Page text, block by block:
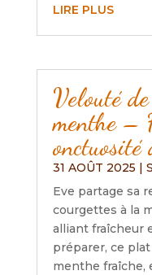
LIRE PLUS
Velouté
menthe –
onctuosité
31 AOÛT 2025 |
Eve partage sa
courgettes à la
alliant fraîcheur
préparer, ce
menthe fraîche,